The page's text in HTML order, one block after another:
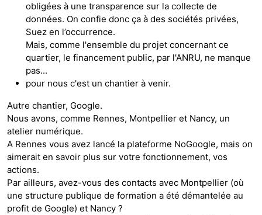
obligées à une transparence sur la collecte de
données. On confie donc ça à des sociétés privées,
Suez en l’occurrence.
Mais, comme l'ensemble du projet concernant ce
quartier, le financement public, par l'ANRU, ne manque
pas...
pour nous c'est un chantier à venir.
Autre chantier, Google.
Nous avons, comme Rennes, Montpellier et Nancy, un
atelier numérique.
A Rennes vous avez lancé la plateforme NoGoogle, mais on
aimerait en savoir plus sur votre fonctionnement, vos
actions.
Par ailleurs, avez-vous des contacts avec Montpellier (où
une structure publique de formation a été démantelée au
profit de Google) et Nancy ?